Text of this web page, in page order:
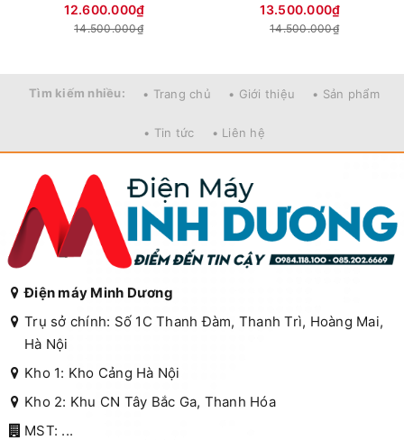
12.600.000₫
14.500.000₫
13.500.000₫
14.500.000₫
Tìm kiếm nhiều: • Trang chủ • Giới thiệu • Sản phẩm
• Tin tức • Liên hệ
Điện máy Minh Dương
Trụ sở chính: Số 1C Thanh Đàm, Thanh Trì, Hoàng Mai,
Hà Nội
Kho 1: Kho Cảng Hà Nội
Kho 2: Khu CN Tây Bắc Ga, Thanh Hóa
MST: ...